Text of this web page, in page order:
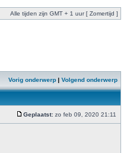
Alle tijden zijn GMT + 1 uur [ Zomertijd ]
Vorig onderwerp | Volgend onderwerp
Geplaatst: zo feb 09, 2020 21:11